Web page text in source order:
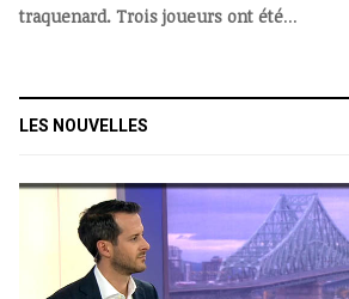
traquenard. Trois joueurs ont été...
LES NOUVELLES